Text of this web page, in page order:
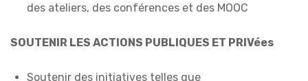
des ateliers, des conférences et des MOOC
SOUTENIR LES ACTIONS PUBLIQUES ET PRIVées
Soutenir des initiatives telles que